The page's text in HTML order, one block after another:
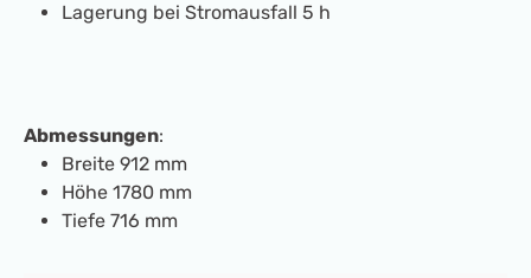
Lagerung bei Stromausfall 5 h
Abmessungen:
Breite 912 mm
Höhe 1780 mm
Tiefe 716 mm